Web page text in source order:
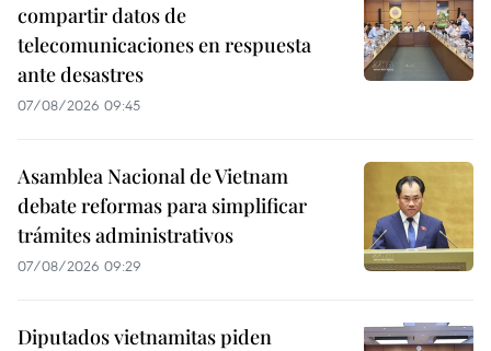
compartir datos de
telecomunicaciones en respuesta
ante desastres
07/08/2026 09:45
Asamblea Nacional de Vietnam
debate reformas para simplificar
trámites administrativos
07/08/2026 09:29
Diputados vietnamitas piden